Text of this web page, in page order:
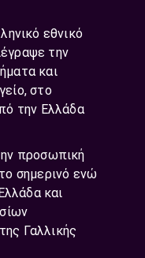
εθνικό
την
και
στο
την Ελλάδα
προσωπική
σημερινό ενώ
και
Γαλλικής